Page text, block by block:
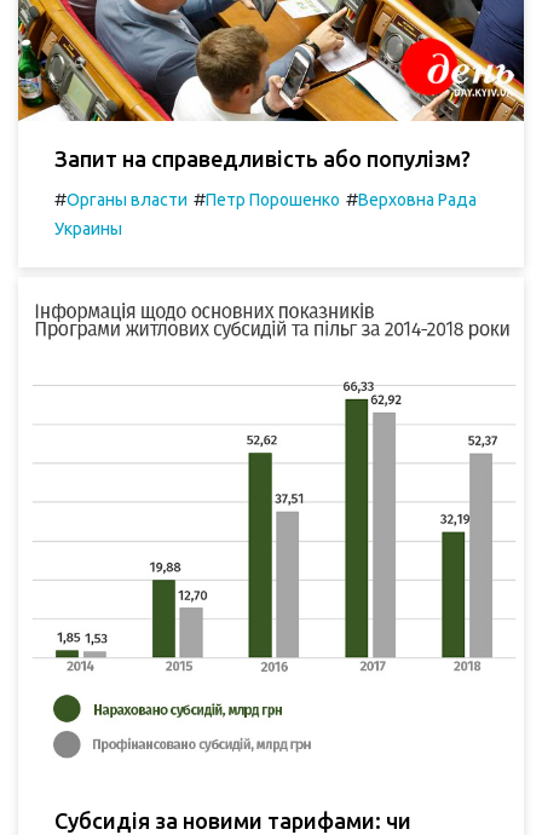
Запит на справедливість або популізм?
#Органы власти #Петр Порошенко #Верховна Рада
Украины
Субсидія за новими тарифами: чи